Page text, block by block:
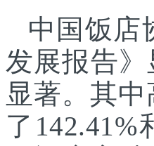
中国饭店
发展报告
显著。其
了